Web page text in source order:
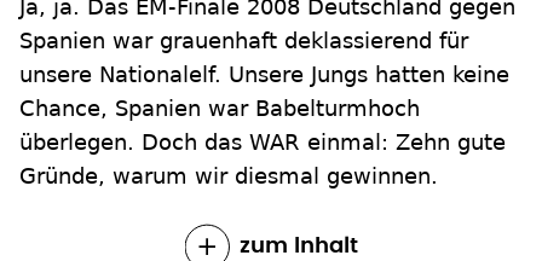
Ja, ja. Das EM-Finale 2008 Deutschland gegen
Spanien war grauenhaft deklassierend für
unsere Nationalelf. Unsere Jungs hatten keine
Chance, Spanien war Babelturmhoch
überlegen. Doch das WAR einmal: Zehn gute
Gründe, warum wir diesmal gewinnen.
zum Inhalt